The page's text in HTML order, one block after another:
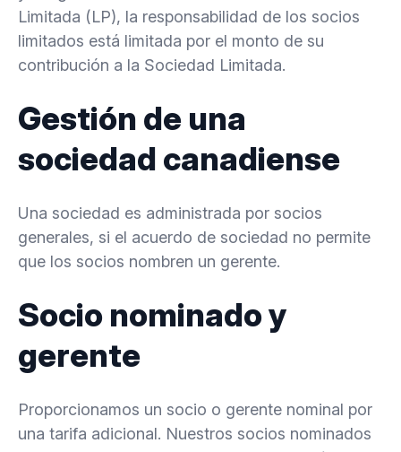
Limitada (LP), la responsabilidad de los socios
limitados está limitada por el monto de su
contribución a la Sociedad Limitada.
Gestión de una
sociedad canadiense
Una sociedad es administrada por socios
generales, si el acuerdo de sociedad no permite
que los socios nombren un gerente.
Socio nominado y
gerente
Proporcionamos un socio o gerente nominal por
una tarifa adicional. Nuestros socios nominados